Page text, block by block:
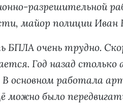
разрешительной
майор полиции Иван
БПЛА очень трудно.
Год назад
В основном работала
можно было